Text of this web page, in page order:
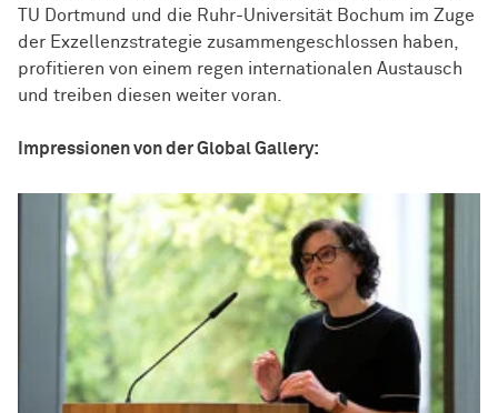
TU Dortmund und die Ruhr-Universität Bochum im Zuge
der Exzellenzstrategie zusammengeschlossen haben,
profitieren von einem regen internationalen Austausch
und treiben diesen weiter voran.
Impressionen von der Global Gallery: